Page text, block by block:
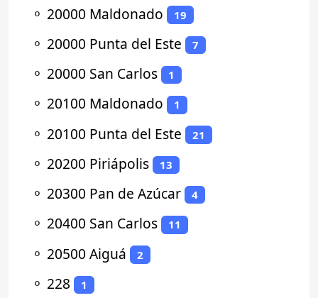
⚬ 20000 Maldonado 19
⚬ 20000 Punta del Este 7
⚬ 20000 San Carlos 1
⚬ 20100 Maldonado 1
⚬ 20100 Punta del Este 21
⚬ 20200 Piriápolis 13
⚬ 20300 Pan de Azúcar 4
⚬ 20400 San Carlos 11
⚬ 20500 Aiguá 2
⚬ 228 1